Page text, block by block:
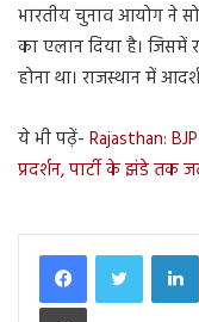
भारतीय चुनाव आयोग ने
का एलान दिया है। जिसमें
होना था। राजस्थान में
ये भी पढ़ें- Rajasthan:
प्रदर्शन, पार्टी के झंडे तक
Print